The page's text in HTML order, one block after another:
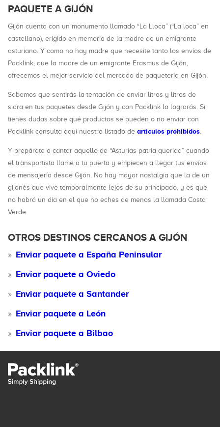
PAQUETE A GIJÓN
Gijón cuenta con un monumento llamado “La Lloca” (“La loca” en
castellano), erigido en memoria de la madre de un emigrante
asturiano. Y como no hay madre que necesite tanto los envíos de
Packlink, que la madre de un emigrante Erasmus de Gijón,
ofrecemos el mejor servicio del mercado de paquetería en Gijón.
Sabemos que sentirás la tentación de enviar litros y litros de
sidra en tus paquetes desde Gijón y con Packlink lo lograrás. Si
tienes dudas sobre qué productos se pueden o no enviar con
Packlink consulta aquí nuestro listado de artículos prohibidos.
Y prepárate a cantar aquello de “Asturias patria querida” cuando
el transportista llame a tu puerta y empiecen a llegar tus envíos
de mensajería desde Gijón. No hay mayor nostalgia que la de un
gijonés que vive temporalmente lejos de su principado, y es que
no habrá un día en el que no eches de menos la llamada Costa
Verde.
OTROS DESTINOS CERCANOS A GIJÓN
Enviar paquete a España Peninsular
Enviar paquete a Oviedo
Enviar paquete a Santander
Enviar paquete a León
Enviar paquete a Bilbao